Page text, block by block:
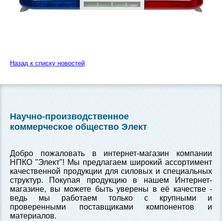
Назад к списку новостей
Научно-производственное
коммерческое общество Элект
Добро пожаловать в интернет-магазин компании
НПКО "Элект"! Мы предлагаем широкий ассортимент
качественной продукции для силовых и специальных
структур. Покупая продукцию в нашем Интернет-
магазине, вы можете быть уверены в её качестве -
ведь мы работаем только с крупными и
проверенными поставщиками компонентов и
материалов.